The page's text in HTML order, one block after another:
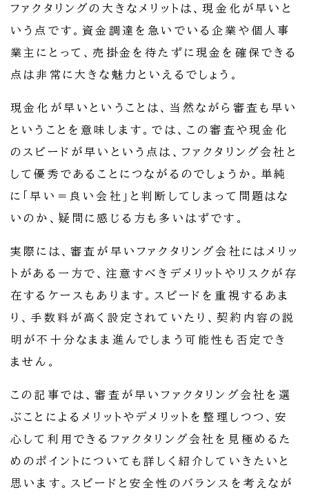
ファクタリングの大きなメリットは、現金化が早いと
いう点です。資金調達を急いでいる企業や個人事
業主にとって、売掛金を待たずに現金を確保できる
点は非常に大きな魅力といえるでしょう。
現金化が早いということは、当然ながら審査も早い
ということを意味します。では、この審査や現金化
のスピードが早いという点は、ファクタリング会社と
して優秀であることにつながるのでしょうか。単純
に「早い＝良い会社」と判断してしまって問題はな
いのか、疑問に感じる方も多いはずです。
実際には、審査が早いファクタリング会社にはメリッ
トがある一方で、注意すべきデメリットやリスクが存
在するケースもあります。スピードを重視するあま
り、手数料が高く設定されていたり、契約内容の説
明が不十分なまま進んでしまう可能性も否定でき
ません。
この記事では、審査が早いファクタリング会社を選
ぶことによるメリットやデメリットを整理しつつ、安
心して利用できるファクタリング会社を見極めるた
めのポイントについても詳しく紹介していきたいと
思います。スピードと安全性のバランスを考えなが